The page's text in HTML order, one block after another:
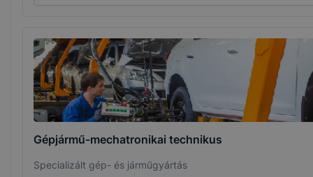
Gépjármű-mechatronikai technikus
Specializált gép- és járműgyártás